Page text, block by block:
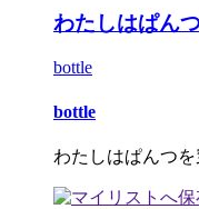
わたしはぱん
bottle
bottle
わたしはぱんつ